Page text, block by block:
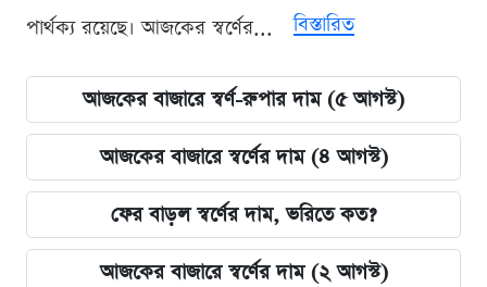
পার্থক্য রয়েছে। আজকের স্বর্ণের...
বিস্তারিত
আজকের বাজারে স্বর্ণ-রুপার দাম (৫ আগস্ট)
আজকের বাজারে স্বর্ণের দাম (৪ আগস্ট)
ফের বাড়ল স্বর্ণের দাম, ভরিতে কত?
আজকের বাজারে স্বর্ণের দাম (২ আগস্ট)